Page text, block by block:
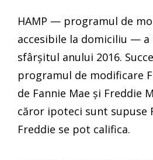
HAMP — programul de
accesibile la domiciliu — a
sfârșitul anului 2016.
programul de modificare
de Fannie Mae și Freddie
căror ipoteci sunt supuse
Freddie se pot califica.